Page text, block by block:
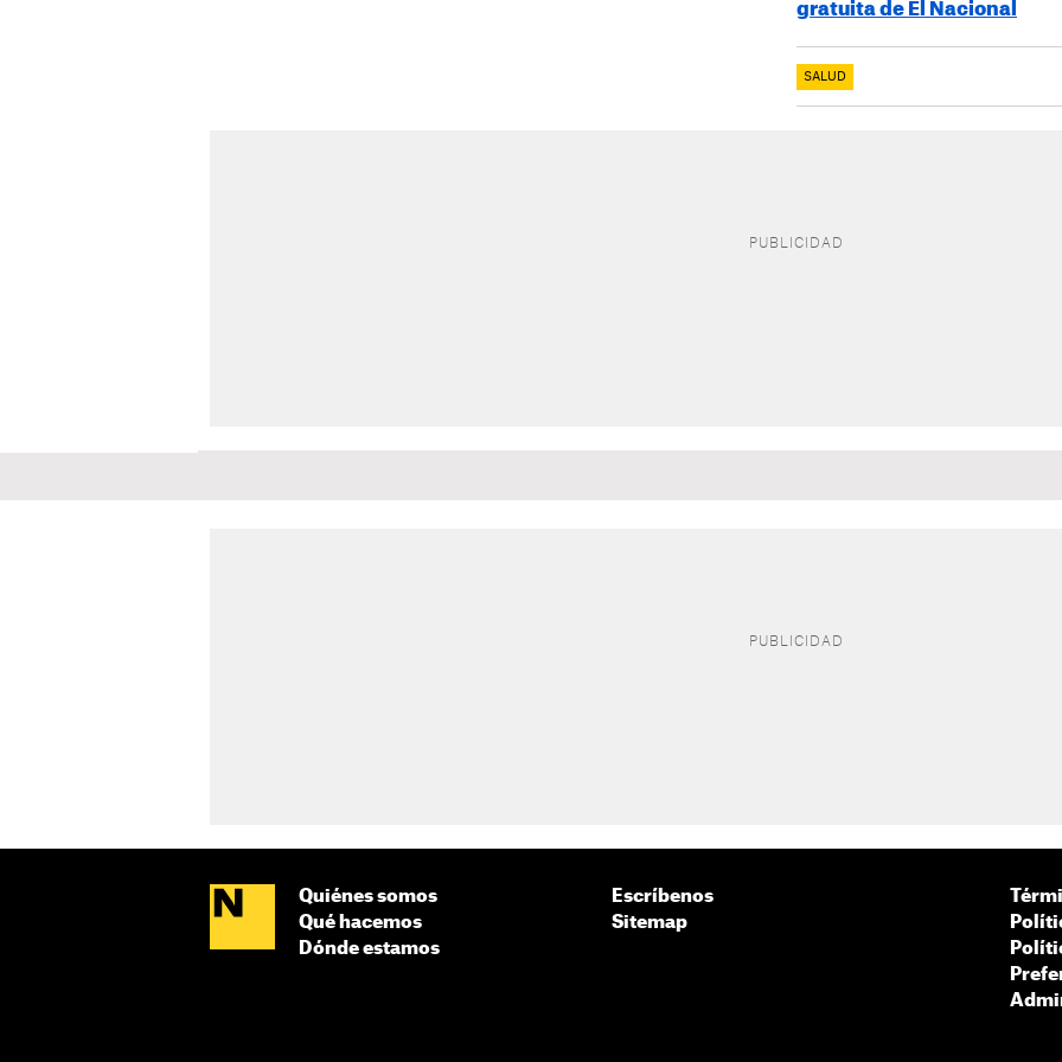
gratuita de El Nacional
SALUD
Quiénes somos
Qué hacemos
Dónde estamos
Escríbenos
Sitemap